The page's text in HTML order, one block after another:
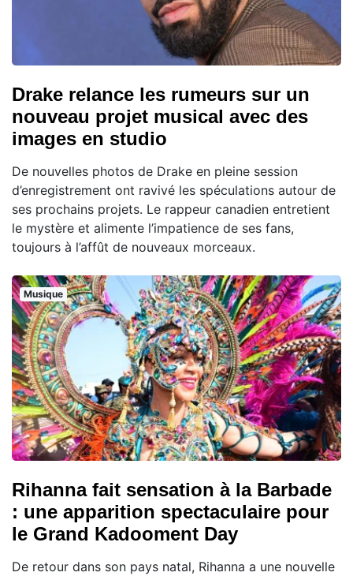
Drake relance les rumeurs sur un
nouveau projet musical avec des
images en studio
De nouvelles photos de Drake en pleine session
d’enregistrement ont ravivé les spéculations autour de
ses prochains projets. Le rappeur canadien entretient
le mystère et alimente l’impatience de ses fans,
toujours à l’affût de nouveaux morceaux.
Musique
Rihanna fait sensation à la Barbade
: une apparition spectaculaire pour
le Grand Kadooment Day
De retour dans son pays natal, Rihanna a une nouvelle